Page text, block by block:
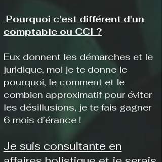
Pourquoi c'est différent d'un
comptable ou CCI ?
Eux donnent les démarches et le
juridique, moi je te donne le
pourquoi, le comment et le
combien approximatif pour éviter
les désillusions, je te fais gagner
6 mois d’érance !
​Je suis consultante en